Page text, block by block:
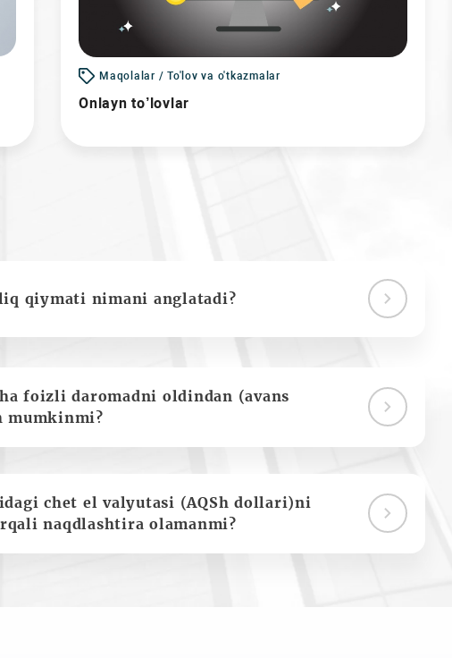
Maqolalar / To'lov va o'tkazmalar
Onlayn to’lovlar
qiymati nimani anglatadi?
foizli daromadni oldindan (avans
mumkinmi?
chet el valyutasi (AQSh dollari)ni
naqdlashtira olamanmi?